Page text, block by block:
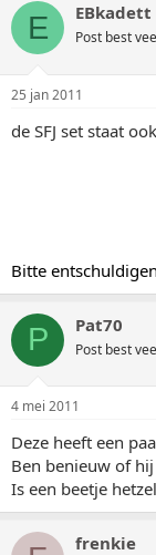
E EBkadett
Post best
25 jan 2011
de SFJ set staat
Bitte
P Pat70
Post best
4 mei 2011
Deze heeft een
Ben benieuw of
Is een beetje
frenkie